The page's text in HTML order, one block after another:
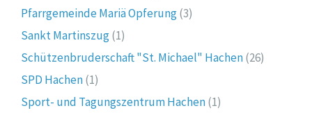
Pfarrgemeinde Mariä Opferung(3)
Sankt Martinszug(1)
Schützenbruderschaft "St. Michael" Hachen(26)
SPD Hachen(1)
Sport- und Tagungszentrum Hachen(1)